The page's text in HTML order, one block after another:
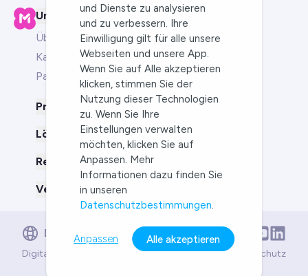
Unternehmen
Über uns
Karriere
Partner-Programm
Produkt
Lösungen für
Ressourcen
Vergleich mit
Deutsch
English
Deutsch
Português
Digital Services Act ComplianceAGBImpressum Datenschutz
und Dienste zu analysieren
und zu verbessern. Ihre
Einwilligung gilt für alle unsere
Webseiten und unsere App.
Wenn Sie auf Alle akzeptieren
klicken, stimmen Sie der
Nutzung dieser Technologien
zu. Wenn Sie Ihre
Einstellungen verwalten
möchten, klicken Sie auf
Anpassen. Mehr
Informationen dazu finden Sie
in unseren
Datenschutzbestimmungen.
Anpassen Alle akzeptieren